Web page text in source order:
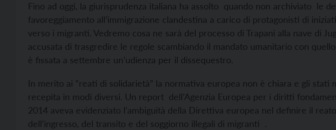
Fino ad oggi, la giurisprudenza italiana ha assolto quando non archiviato le
favoreggiamento all’immigrazione clandestina a carico di protagonisti di
verso i migranti. Vedremo cosa ne sarà del processo di Trapani alla nave di
accusata di trasgredire le regole scambiando il mandato umanitario con
è fissata a settembre un’udienza per il dissequestro.
In merito ai “reati di solidarietà” la normativa europea non è chiara e gli stati
recepita in modi diversi. Un report dell’Agenzia Europea per i diritti
2014 aveva evidenziato l’ambiguità della Direttiva europea nel definire il
dell’ingresso, del transito e del soggiorno illegali di migranti .